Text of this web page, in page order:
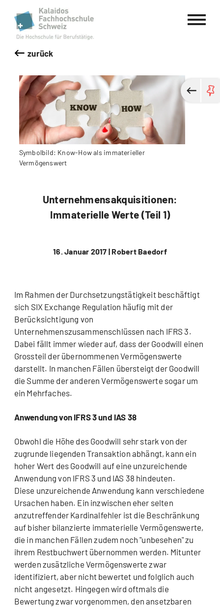
Kalaidos Fachhochschule Schweiz
zurück
Symbolbild: Know-How als immaterieller
Vermögenswert
Unternehmensakquisitionen:
Immaterielle Werte (Teil 1)
16. Januar 2017 | Robert Baedorf
Im Rahmen der Durchsetzungstätigkeit beschäftigt
sich SIX Exchange Regulation häufig mit der
Berücksichtigung von
Unternehmenszusammenschlüssen nach IFRS 3.
Dabei fällt immer wieder auf, dass der Goodwill einen
Grossteil der übernommenen Vermögenswerte
darstellt. In manchen Fällen übersteigt der Goodwill
die Summe der anderen Vermögenswerte sogar um
ein Mehrfaches.
Anwendung von IFRS 3 und IAS 38
Obwohl die Höhe des Goodwill sehr stark von der
zugrunde liegenden Transaktion abhängt, kann ein
hoher Wert des Goodwill auf eine unzureichende
Anwendung von IFRS 3 und IAS 38 hindeuten.
Diese unzureichende Anwendung kann verschiedene
Ursachen haben. Ein inzwischen eher selten
anzutreffender Kardinalfehler ist die Beschränkung
auf bisher bilanzierte immaterielle Vermögenswerte,
die in manchen Fällen zudem noch "unbesehen" zu
ihrem Restbuchwert übernommen werden. Mitunter
werden zusätzliche Vermögenswerte zwar
identifiziert, aber nicht bewertet und folglich auch
nicht angesetzt. Hingegen wird oftmals die
Bewertung zwar vorgenommen, den ansetzbaren